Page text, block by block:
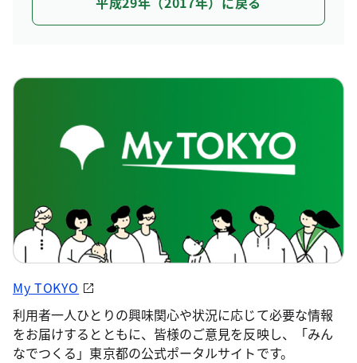
My TOKYO
利用者一人ひとりの興味関心や状況に応じて必要な情報
をお届けするとともに、皆様のご意見を反映し、「みん
なでつくる」東京都の公式ポータルサイトです。